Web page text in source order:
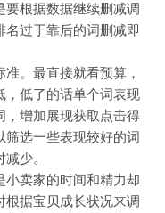
要根据数据继续删减调
过于靠后的词删减即
。最直接就看预算，
，低了的话单个词表现
，增加展现获取点击得
筛选一些表现较好的词
少。
小卖家的时间和精力却
根据宝贝成长状况来调